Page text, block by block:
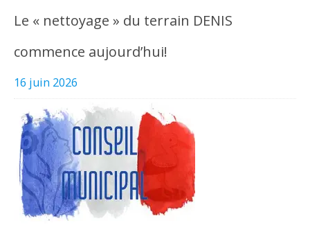
Le « nettoyage » du terrain DENIS
commence aujourd’hui!
16 juin 2026